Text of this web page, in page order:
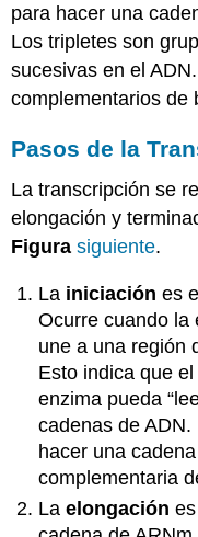
para hacer una
Los tripletes son
sucesivas en el
complementarios de
Pasos de la
La transcripción se
elongación y
Figura siguiente.
La iniciación es
Ocurre cuando la
une a una región
Esto indica que
enzima pueda
cadenas de
hacer una
complementaria
Laelongación